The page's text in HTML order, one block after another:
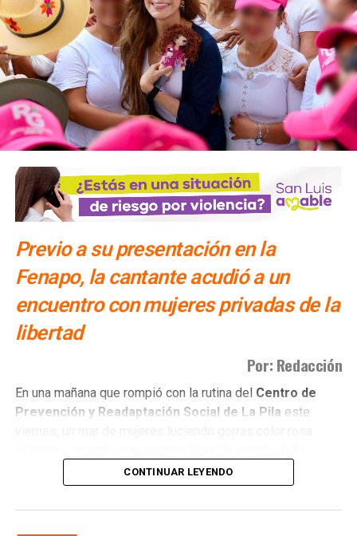
Previo a su presentación en la
Fenapo, la cantante acudió a un
encuentro con mujeres privadas de la
libertad
Por: Redacción
​En una mañana que rompió con la rutina del Centro de
Prevención y Readaptación Social de La Pila este
CONTINUAR LEYENDO